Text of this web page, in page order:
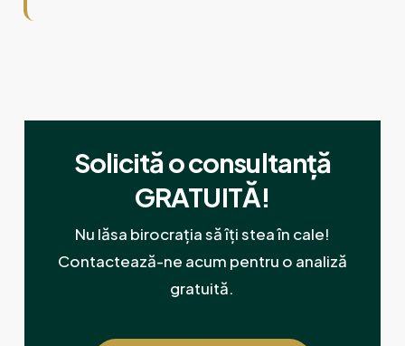
Solicită o consultanță
GRATUITĂ!
Nu lăsa birocrația să îți stea în cale!
Contactează-ne acum pentru o analiză
gratuită.